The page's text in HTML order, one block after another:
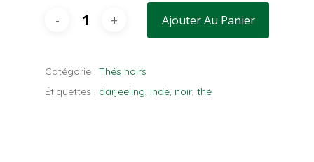
Ajouter Au Panier
Catégorie : Thés noirs
Étiquettes : darjeeling, Inde, noir, thé